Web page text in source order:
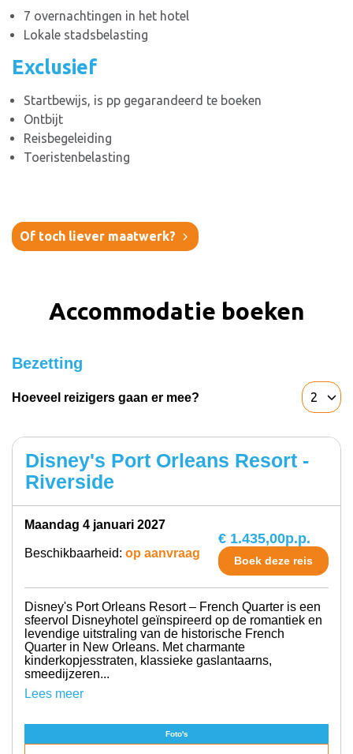
7 overnachtingen in het hotel
Lokale stadsbelasting
Exclusief
Startbewijs, is pp gegarandeerd te boeken
Ontbijt
Reisbegeleiding
Toeristenbelasting
Of toch liever maatwerk?
Accommodatie boeken
Bezetting
Hoeveel reizigers gaan er mee?
Disney's Port Orleans Resort -
Riverside
maandag 4 januari 2027
Beschikbaarheid: op aanvraag
€ 1.435,00p.p.
Boek deze reis
Disney's Port Orleans Resort – French Quarter is een
sfeervol Disneyhotel geïnspireerd op de romantiek en
levendige uitstraling van de historische French
Quarter in New Orleans. Met charmante
kinderkopjesstraten, klassieke gaslantaarns,
smeedijzeren...
Lees meer
Foto's